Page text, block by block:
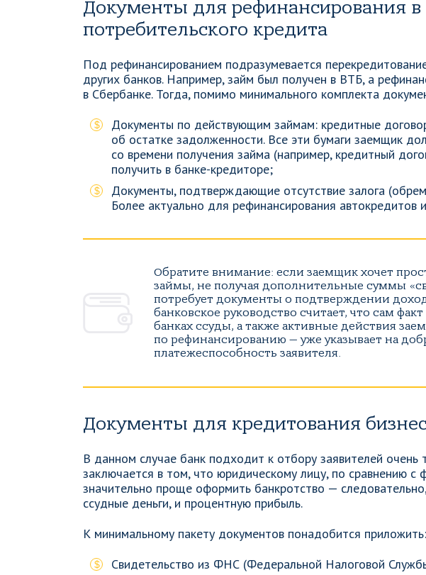
Документы для рефинансирования в
потребительского кредита
Под рефинансированием подразумевается
других банков. Например, займ был получен в ВТБ, а
в Сбербанке. Тогда, помимо минимального комплекта
Документы по действующим займам: кредитные
об остатке задолженности. Все эти бумаги заемщик
со времени получения займа (например, кредитный
получить в банке-кредиторе;
Документы, подтверждающие отсутствие залога
Более актуально для рефинансирования автокредитов
Обратите внимание: если заемщик хочет
займы, не получая дополнительные суммы
потребует документы о подтверждении
банковское руководство считает, что сам
банках ссуды, а также активные действия
по рефинансированию — уже указывает на
платежеспособность заявителя.
Документы для кредитования
В данном случае банк подходит к отбору заявителей очень
заключается в том, что юридическому лицу, по сравнению с
значительно проще оформить банкротство —
ссудные деньги, и процентную прибыль.
К минимальному пакету документов понадобится приложить:
Свидетельство из ФНС (Федеральной Налоговой